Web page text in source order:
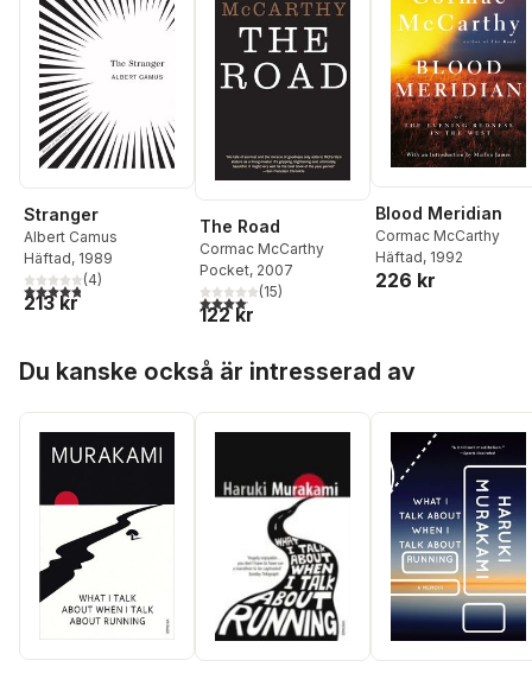
Stranger
Albert Camus
Häftad, 1989
4,8utav 5 stjärnor. Totalt antal röster:
(4)
213 kr
The Road
Cormac McCarthy
Pocket, 2007
4,1utav 5 stjärnor. Totalt antal röster:
(15)
122 kr
Blood Meridian
Cormac McCarthy
Häftad, 1992
226 kr
Du kanske också är intresserad av